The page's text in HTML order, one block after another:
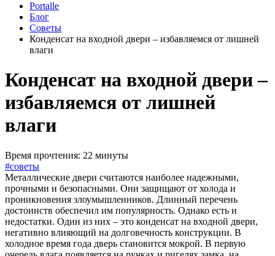
Portalle
Блог
Советы
Конденсат на входной двери – избавляемся от лишней
влаги
Конденсат на входной двери –
избавляемся от лишней
влаги
Время прочтения: 22 минуты
#советы
Металлические двери считаются наиболее надежными,
прочными и безопасными. Они защищают от холода и
проникновения злоумышленников. Длинный перечень
достоинств обеспечил им популярность. Однако есть и
недостатки. Один из них – это конденсат на входной двери,
негативно влияющий на долговечность конструкции. В
холодное время года дверь становится мокрой. В первую